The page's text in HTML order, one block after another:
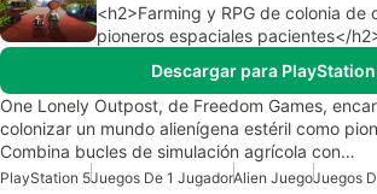
<h2>Farming y RPG de colonia de
pioneros espaciales pacientes</
Descargar para
One Lonely Outpost, de Freedom Games,
colonizar un mundo alienígena estéril como
Combina bucles de simulación agrícola con…
PlayStation 5Juegos De 1 JugadorAlien JuegoJuegos